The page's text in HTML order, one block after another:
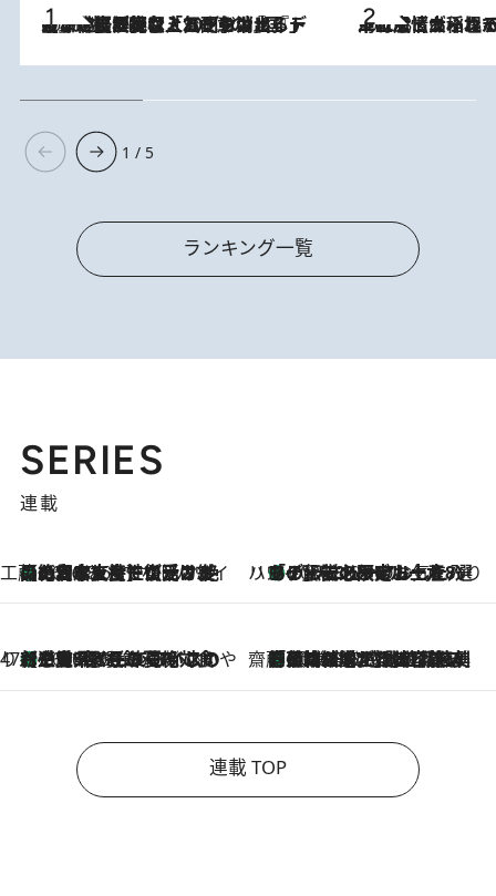
2026.8.5
【なぜ吉沢亮は「気配を消せる」のか？】興行収入208億の『国宝』を経て挑むミュージカル『ディア・エヴァン・ハンセン』。トップ俳優が舞台上でさらけ出した“孤独”とは 2026.8.5
下町風情あふれる台北屈指の人気エリア・大稲埕でセンスのいい台湾土産《ヴ
1 / 5
ランキング一覧
SERIES
連載
工藤まやのおもてなしハワイ
2026.8.6
【ハワイ土産】ローカルの絶大な支持で復活！ 絶品の幻クッキー《元ファンの日本人女性が受け継いだ名店》 ハワイ賢者 リサのお気に入りリスト2026.8.6
あの伝説の限定トートも！ リニューアルした「ディーン＆デルーカ ハワイ」で必須のお土産8選
47都道府県の手みやげ ひんやりスイーツで夏を満喫
2026.8.6
【三重県】この夏絶対食べたい 冷やしておいしいおやつ3選 お餅×アイスの新感覚スイーツ 齋藤 薫 美容脳ルネサンス
2026.8.6
「荷物が増えるほど旅ストレスは増す」美容ジャーナリストがたどり着いた最終結論。“化粧品を劇的に減らす”感動の凝縮美容とは
連載 TOP